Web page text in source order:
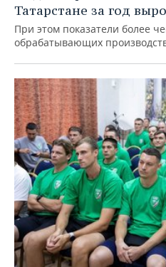
Татарстане за год
При этом показатели более
обрабатывающих